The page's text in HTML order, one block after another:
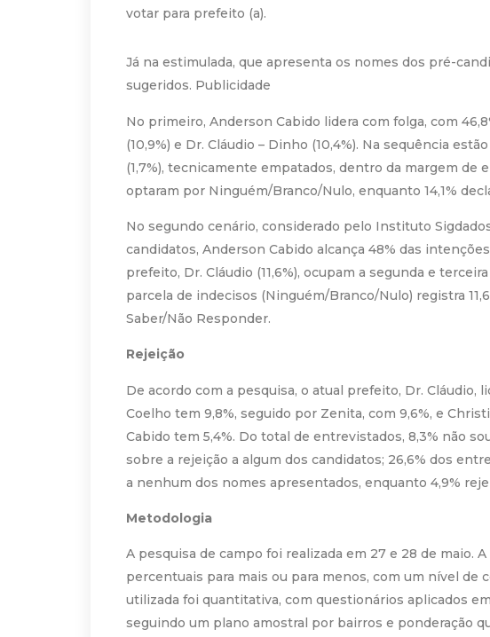
votar para prefeito (a).
Já na estimulada, que apresenta os nomes dos pré-
sugeridos. Publicidade
No primeiro, Anderson Cabido lidera com folga, com
(10,9%) e Dr. Cláudio – Dinho (10,4%). Na sequência
(1,7%), tecnicamente empatados, dentro da margem de
optaram por Ninguém/Branco/Nulo, enquanto 14,1%
No segundo cenário, considerado pelo Instituto
candidatos, Anderson Cabido alcança 48% das
prefeito, Dr. Cláudio (11,6%), ocupam a segunda e
parcela de indecisos (Ninguém/Branco/Nulo) registra
Saber/Não Responder.
Rejeição
De acordo com a pesquisa, o atual prefeito, Dr. Cláudio,
Coelho tem 9,8%, seguido por Zenita, com 9,6%, e
Cabido tem 5,4%. Do total de entrevistados, 8,3% não
sobre a rejeição a algum dos candidatos; 26,6% dos
a nenhum dos nomes apresentados, enquanto 4,9%
Metodologia
A pesquisa de campo foi realizada em 27 e 28 de maio.
percentuais para mais ou para menos, com um nível de
utilizada foi quantitativa, com questionários aplicados
seguindo um plano amostral por bairros e ponderação